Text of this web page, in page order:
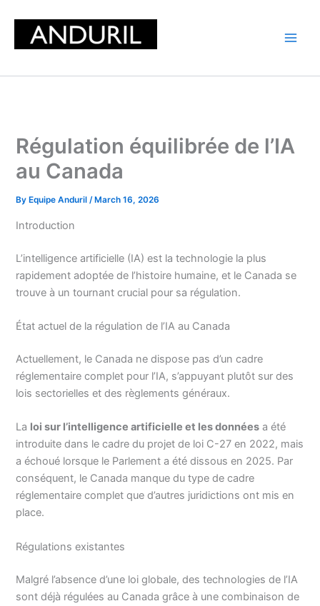
content
Régulation équilibrée de l’IA
au Canada
By Equipe Anduril/ March 16, 2026
Introduction
L’intelligence artificielle (IA) est la technologie la plus
rapidement adoptée de l’histoire humaine, et le Canada se
trouve à un tournant crucial pour sa régulation.
État actuel de la régulation de l’IA au Canada
Actuellement, le Canada ne dispose pas d’un cadre
réglementaire complet pour l’IA, s’appuyant plutôt sur des
lois sectorielles et des règlements généraux.
La loi sur l’intelligence artificielle et les données a été
introduite dans le cadre du projet de loi C-27 en 2022, mais
a échoué lorsque le Parlement a été dissous en 2025. Par
conséquent, le Canada manque du type de cadre
réglementaire complet que d’autres juridictions ont mis en
place.
Régulations existantes
Malgré l’absence d’une loi globale, des technologies de l’IA
sont déjà régulées au Canada grâce à une combinaison de